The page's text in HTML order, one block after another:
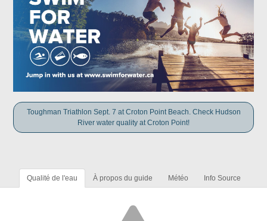
Toughman Triathlon Sept. 7 at Croton Point Beach. Check Hudson
River water quality at Croton Point!
Qualité de l'eau À propos du guide Météo Info Source